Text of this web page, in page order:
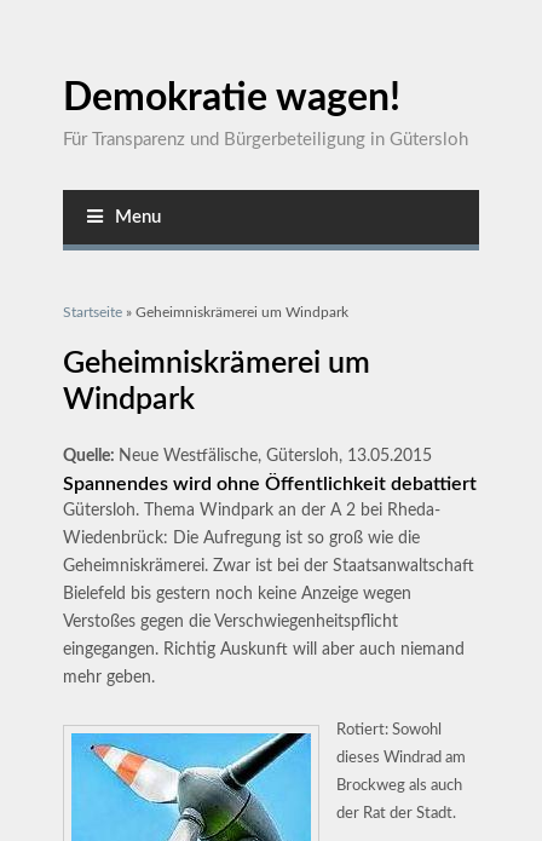
Demokratie wagen!
Für Transparenz und Bürgerbeteiligung in Gütersloh
Menu
Sie sind hier
Startseite » Geheimniskrämerei um Windpark
Geheimniskrämerei um
Windpark
Quelle: Neue Westfälische, Gütersloh, 13.05.2015
Spannendes wird ohne Öffentlichkeit debattiert
Gütersloh. Thema Windpark an der A 2 bei Rheda-
Wiedenbrück: Die Aufregung ist so groß wie die
Geheimniskrämerei. Zwar ist bei der Staatsanwaltschaft
Bielefeld bis gestern noch keine Anzeige wegen
Verstoßes gegen die Verschwiegenheitspflicht
eingegangen. Richtig Auskunft will aber auch niemand
mehr geben.
Rotiert: Sowohl
dieses Windrad am
Brockweg als auch
der Rat der Stadt.